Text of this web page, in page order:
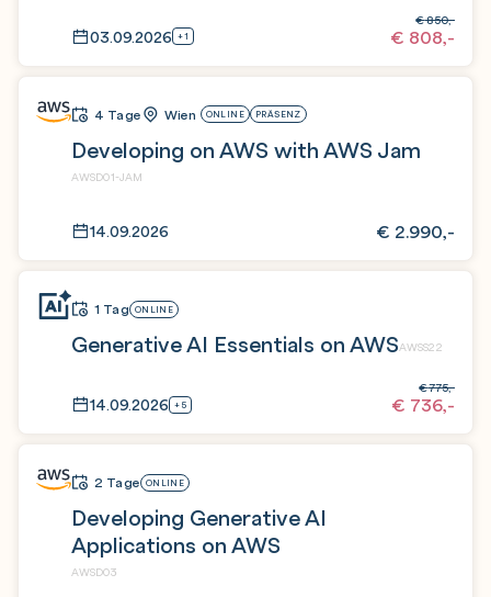
03.09.2026 +1 € 808,-
€850,-
4 Tage Wien ONLINE PRÄSENZ
Developing on AWS with AWS Jam
AWSD01-JAM
14.09.2026 € 2.990,-
1 Tag ONLINE
Generative AI Essentials on AWSAWSS22
14.09.2026 +5 € 736,-
€775,-
2 Tage ONLINE
Developing Generative AI
Applications on AWS
AWSD03